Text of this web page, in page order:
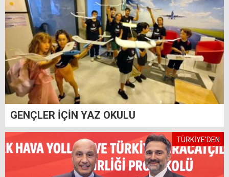
GENÇLER İÇİN YAZ OKULU
TÜRKİYE'DEN